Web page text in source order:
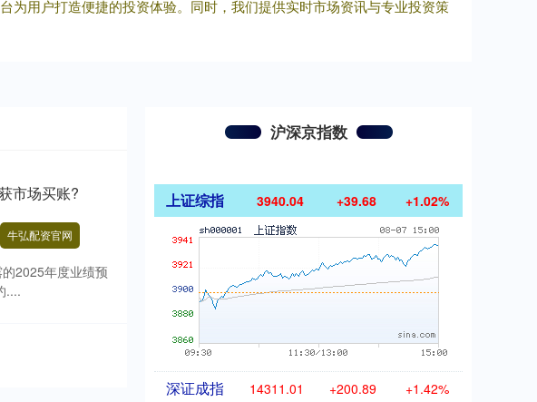
用户打造便捷的投资体验。同时，我们提供实时市场资讯与专业投资策
市场买账?
牛弘配资官网
2025年度业绩预
....
沪深京指数
上证综指 3940.04 +39.68 +1.02%
深证成指 14311.01 +200.89 +1.42%